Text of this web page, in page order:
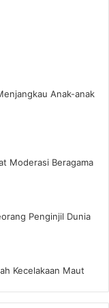
Anak-anak
Moderasi Beragama
Penginjil Dunia
Kecelakaan Maut